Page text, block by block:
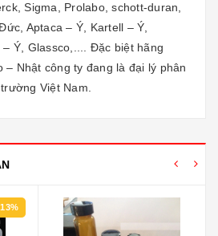
Sigma, Prolabo, schott-duran,
Aptaca – Ý, Kartell – Ý,
Ý, Glassco,.... Đặc biệt hãng
– Nhật công ty đang là đại lý phân
Việt Nam.